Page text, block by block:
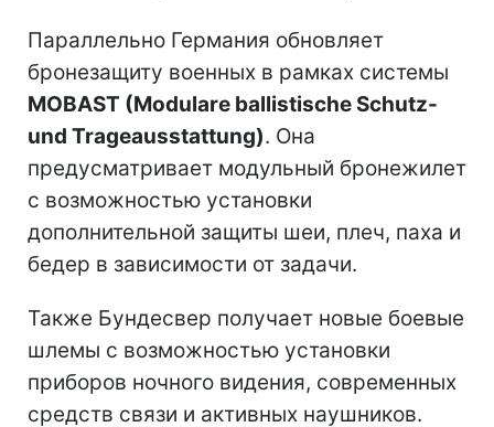
Параллельно Германия обновляет
бронезащиту военных в рамках системы
MOBAST (Modulare ballistische Schutz-
und Trageausstattung). Она
предусматривает модульный бронежилет
с возможностью установки
дополнительной защиты шеи, плеч, паха и
бедер в зависимости от задачи.
Также Бундесвер получает новые боевые
шлемы с возможностью установки
приборов ночного видения, современных
средств связи и активных наушников.